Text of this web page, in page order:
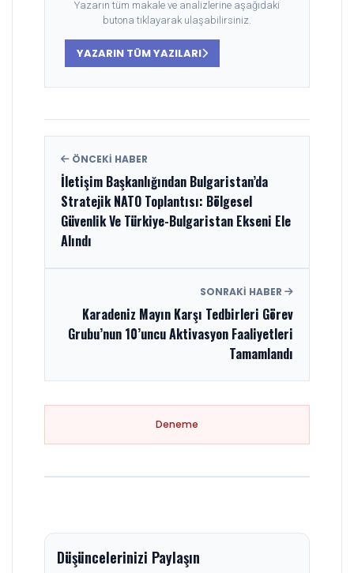
Yazarın tüm makale ve analizlerine aşağıdaki
butona tıklayarak ulaşabilirsiniz.
YAZARIN TÜM YAZILARI
ÖNCEKI HABER
İletişim Başkanlığından Bulgaristan’da
Stratejik NATO Toplantısı: Bölgesel
Güvenlik Ve Türkiye-Bulgaristan Ekseni Ele
Alındı
SONRAKI HABER
Karadeniz Mayın Karşı Tedbirleri Görev
Grubu’nun 10’uncu Aktivasyon Faaliyetleri
Tamamlandı
Deneme
Düşüncelerinizi Paylaşın